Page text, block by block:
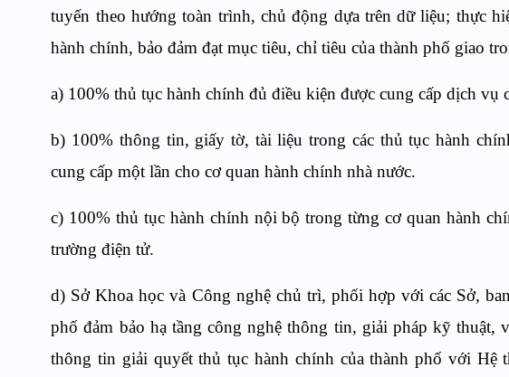
tuyến theo hướng toàn trình, chủ động dựa trên dữ liệu; thực
hành chính, bảo đảm đạt mục tiêu, chỉ tiêu của thành phố giao
a) 100% thủ tục hành chính đủ điều kiện được cung cấp dịch vụ
b) 100% thông tin, giấy tờ, tài liệu trong các thủ tục hành
cung cấp một lần cho cơ quan hành chính nhà nước.
c) 100% thủ tục hành chính nội bộ trong từng cơ quan hành
trường điện tử.
d) Sở Khoa học và Công nghệ chủ trì, phối hợp với các Sở,
phố đảm bảo hạ tầng công nghệ thông tin, giải pháp kỹ
thông tin giải quyết thủ tục hành chính của thành phố với